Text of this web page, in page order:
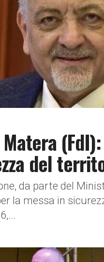
del
da parte del
la messa in